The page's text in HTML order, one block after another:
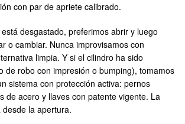
con par de apriete calibrado.
desgastado, preferimos abrir y luego
o cambiar. Nunca improvisamos con
limpia. Y si el cilindro ha sido
de robo con impresión o bumping), tomamos
sistema con protección activa: pernos
de acero y llaves con patente vigente. La
la apertura.